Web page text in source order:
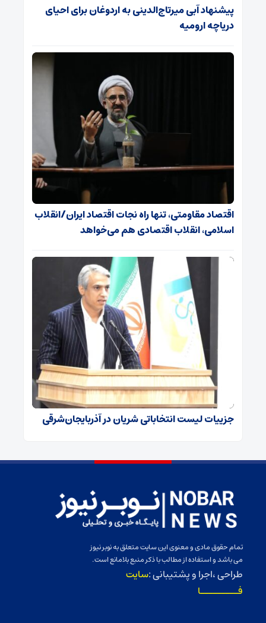
پیشنهاد آبی میرتاج‌الدینی‌ به اردوغان برای احیای
دریاچه ارومیه
اقتصاد مقاومتی، تنها راه نجات اقتصاد ایران/انقلاب
اسلامی، انقلاب اقتصادی هم می‌خواهد
جزییات لیست انتخاباتی شریان در آذربایجان‌شرقی
تمام حقوق مادی و معنوی این سایت متعلق به نوبر نیوز
می باشد و استفاده از مطالب با ذکر منبع بلامانع است.
طراحی ،اجرا و پشتیبانی :سایت
فـــــــــا